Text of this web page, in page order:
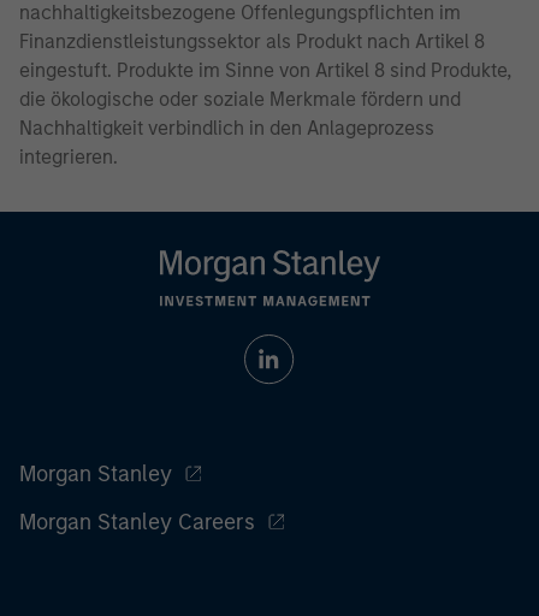
nachhaltigkeitsbezogene Offenlegungspflichten im
Finanzdienstleistungssektor als Produkt nach Artikel 8
eingestuft. Produkte im Sinne von Artikel 8 sind Produkte,
die ökologische oder soziale Merkmale fördern und
Nachhaltigkeit verbindlich in den Anlageprozess
integrieren.
Morgan Stanley
Morgan Stanley Careers